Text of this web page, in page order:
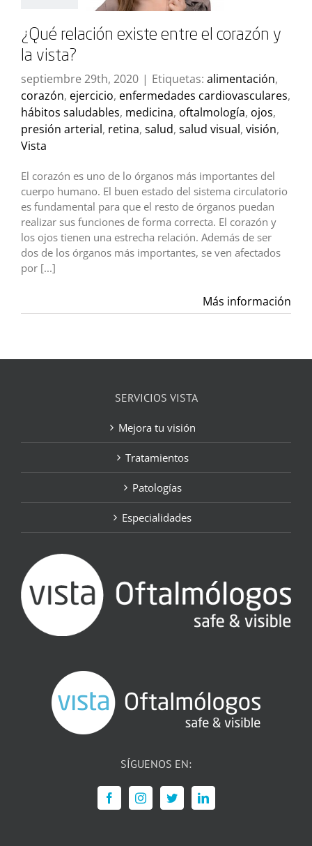
¿Qué relación existe entre el corazón y
la vista?
septiembre 29th, 2020 | Etiquetas: alimentación,
corazón, ejercicio, enfermedades cardiovasculares,
hábitos saludables, medicina, oftalmología, ojos,
presión arterial, retina, salud, salud visual, visión,
Vista
El corazón es uno de lo órganos más importantes del
cuerpo humano. El buen estado del sistema circulatorio
es fundamental para que el resto de órganos puedan
realizar sus funciones de forma correcta. El corazón y
los ojos tienen una estrecha relación. Además de ser
dos de los órganos más importantes, se ven afectados
por [...]
Más información
SERVICIOS VISTA
Mejora tu visión
Tratamientos
Patologías
Especialidades
SÍGUENOS EN: